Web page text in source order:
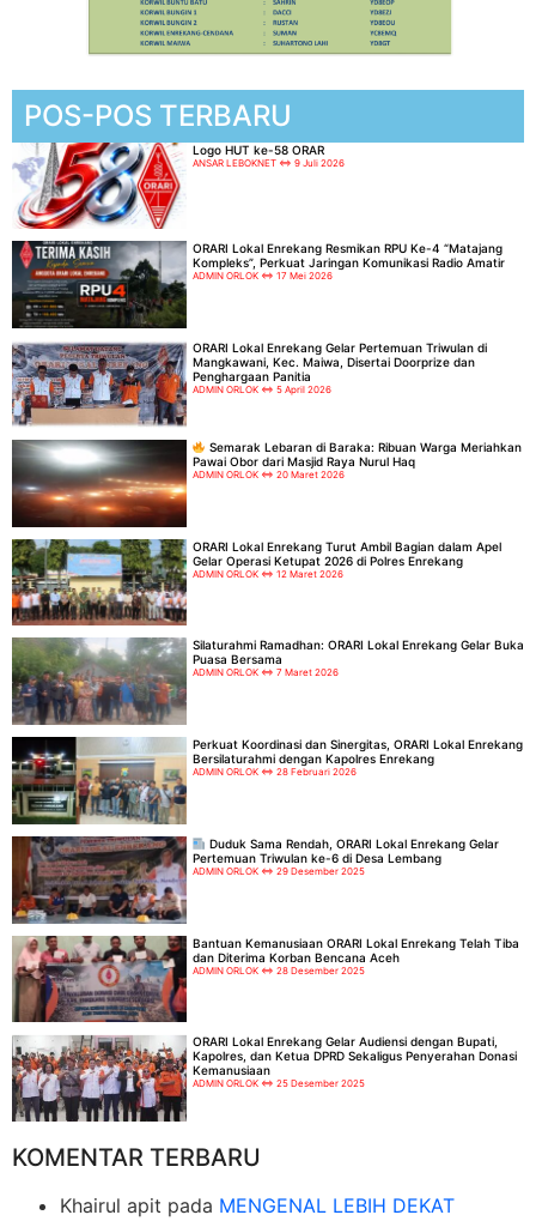
POS-POS TERBARU
Logo HUT ke-58 ORAR
ANSAR LEBOKNET 9 Juli 2026
ORARI Lokal Enrekang Resmikan RPU Ke-4 “Matajang
Kompleks”, Perkuat Jaringan Komunikasi Radio Amatir
ADMIN ORLOK 17 Mei 2026
ORARI Lokal Enrekang Gelar Pertemuan Triwulan di
Mangkawani, Kec. Maiwa, Disertai Doorprize dan
Penghargaan Panitia
ADMIN ORLOK 5 April 2026
Semarak Lebaran di Baraka: Ribuan Warga Meriahkan
Pawai Obor dari Masjid Raya Nurul Haq
ADMIN ORLOK 20 Maret 2026
ORARI Lokal Enrekang Turut Ambil Bagian dalam Apel
Gelar Operasi Ketupat 2026 di Polres Enrekang
ADMIN ORLOK 12 Maret 2026
Silaturahmi Ramadhan: ORARI Lokal Enrekang Gelar Buka
Puasa Bersama
ADMIN ORLOK 7 Maret 2026
Perkuat Koordinasi dan Sinergitas, ORARI Lokal Enrekang
Bersilaturahmi dengan Kapolres Enrekang
ADMIN ORLOK 28 Februari 2026
Duduk Sama Rendah, ORARI Lokal Enrekang Gelar
Pertemuan Triwulan ke-6 di Desa Lembang
ADMIN ORLOK 29 Desember 2025
Bantuan Kemanusiaan ORARI Lokal Enrekang Telah Tiba
dan Diterima Korban Bencana Aceh
ADMIN ORLOK 28 Desember 2025
ORARI Lokal Enrekang Gelar Audiensi dengan Bupati,
Kapolres, dan Ketua DPRD Sekaligus Penyerahan Donasi
Kemanusiaan
ADMIN ORLOK 25 Desember 2025
KOMENTAR TERBARU
Khairul apit pada MENGENAL LEBIH DEKAT